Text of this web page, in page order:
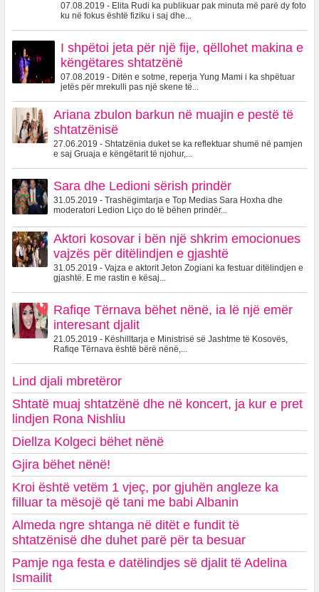
07.08.2019 - Elita Rudi ka publikuar pak minuta më parë dy foto
ku në fokus është fiziku i saj dhe...
I shpëtoi jeta për një fije, qëllohet makina e
këngëtares shtatzënë
07.08.2019 - Ditën e sotme, reperja Yung Mami i ka shpëtuar
jetës për mrekulli pas një skene të...
Ariana zbulon barkun në muajin e pestë të
shtatzënisë
27.06.2019 - Shtatzënia duket se ka reflektuar shumë në pamjen
e saj Gruaja e këngëtarit të njohur,...
Sara dhe Ledioni sërish prindër
31.05.2019 - Trashëgimtarja e Top Medias Sara Hoxha dhe
moderatori Ledion Liço do të bëhen prindër...
Aktori kosovar i bën një shkrim emocionues
vajzës për ditëlindjen e gjashtë
31.05.2019 - Vajza e aktorit Jeton Zogiani ka festuar ditëlindjen e
gjashtë. E me rastin e kësaj...
Rafiqe Tërnava bëhet nënë, ia lë një emër
interesant djalit
21.05.2019 - Këshilltarja e Ministrisë së Jashtme të Kosovës,
Rafiqe Tërnava është bërë nënë,...
Lind djali mbretëror
Shtatë muaj shtatzënë dhe në koncert, ja kur e pret
lindjen Rona Nishliu
Diellza Kolgeci bëhet nënë
Gjira bëhet nënë!
Kroi është vetëm 1 vjeç, por gjuhën angleze ka
filluar ta mësojë që tani me babi Albanin
Almeda ngre shtanga në ditët e fundit të
shtatzënisë dhe duhet parë për ta besuar
Pamje nga festa e datëlindjes së djalit të Adelina
Ismailit